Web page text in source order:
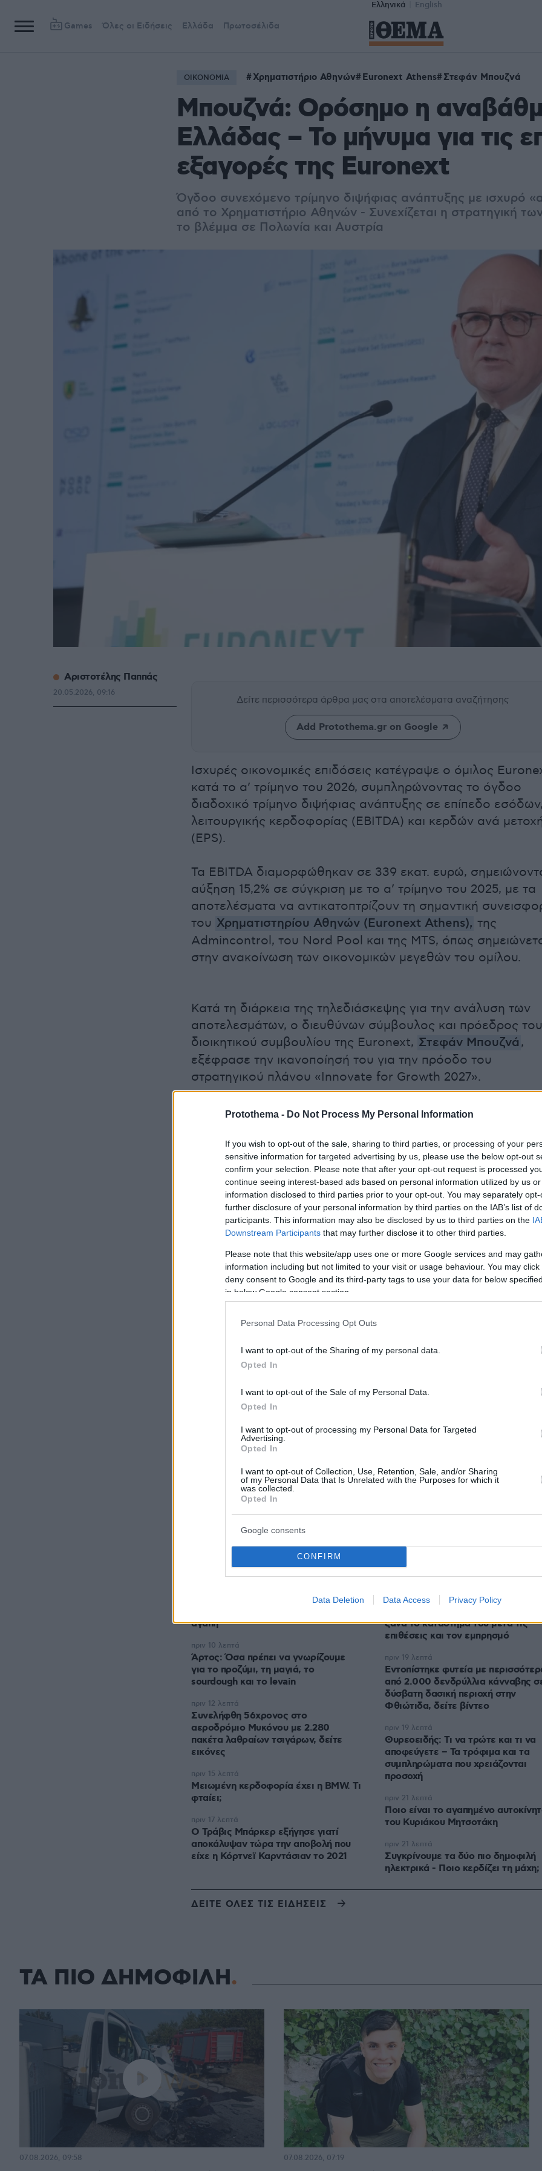
Protothema - Do Not Process My Personal Information
If you wish to opt-out of the sale, sharing to third parties, or processing of your
sensitive information for targeted advertising by us, please use the below opt-out
confirm your selection. Please note that after your opt-out request is processed
continue seeing interest-based ads based on personal information utilized by us
information disclosed to third parties prior to your opt-out. You may separately
further disclosure of your personal information by third parties on the IAB’s list of
participants. This information may also be disclosed by us to third parties on the
Downstream Participants that may further disclose it to other third parties.
Please note that this website/app uses one or more Google services and may
information including but not limited to your visit or usage behaviour. You may
deny consent to Google and its third-party tags to use your data for below
in below Google consent section.
Personal Data Processing Opt Outs
I want to opt-out of the Sharing of my personal data.
Opted In
I want to opt-out of the Sale of my Personal Data.
Opted In
I want to opt-out of processing my Personal Data for Targeted
Advertising.
Opted In
I want to opt-out of Collection, Use, Retention, Sale, and/or Sharing
of my Personal Data that Is Unrelated with the Purposes for which it
was collected.
Opted In
Google consents
CONFIRM
Data Deletion Data Access Privacy Policy
Ελληνικά English
Games Όλες οι Ειδήσεις Ελλάδα Πρωτοσέλιδα
ΟΙΚΟΝΟΜΙΑ Χρηματιστήριο Αθηνών Euronext Athens Στεφάν Μπουζνά
Μπουζνά: Ορόσημο η
Ελλάδας – Το μήνυμα για τις
εξαγορές της Euronext
Όγδοο συνεχόμενο τρίμηνο διψήφιας ανάπτυξης με ισχυρό
από το Χρηματιστήριο Αθηνών - Συνεχίζεται η στρατηγική
το βλέμμα σε Πολωνία και Αυστρία
Δείτε περισσότερα άρθρα μας στα αποτελέσματα αναζήτησης
Add Protothema.gr on Google
Ισχυρές οικονομικές επιδόσεις κατέγραψε ο όμιλος
κατά το α’ τρίμηνο του 2026, συμπληρώνοντας το όγδοο
διαδοχικό τρίμηνο διψήφιας ανάπτυξης σε επίπεδο
λειτουργικής κερδοφορίας (EBITDA) και κερδών ανά
(EPS).
Τα EBITDA διαμορφώθηκαν σε 339 εκατ. ευρώ,
αύξηση 15,2% σε σύγκριση με το α’ τρίμηνο του 2025, με τα
αποτελέσματα να αντικατοπτρίζουν τη σημαντική
του Χρηματιστηρίου Αθηνών (Euronext Athens), της
Admincontrol, του Nord Pool και της MTS, όπως
στην ανακοίνωση των οικονομικών μεγεθών του ομίλου.
Κατά τη διάρκεια της τηλεδιάσκεψης για την ανάλυση των
αποτελεσμάτων, ο διευθύνων σύμβουλος και πρόεδρος του
διοικητικού συμβουλίου της Euronext, Στεφάν Μπουζνά ,
εξέφρασε την ικανοποίησή του για την πρόοδο του
στρατηγικού πλάνου «Innovate for Growth 2027».
Η μετονομασία του Ομίλου Χρηματιστηρίου Αθηνών σε
σταθμό για την ενσωμάτωση της ελληνικής αγοράς στον
πανευρωπαϊκό όμιλο. Παράλληλα, η Euronext εγκαινίασε
στην Αθήνα ένα νέο Κέντρο Τεχνολογίας και Υποστήριξης,
αναδεικνύοντας την ελληνική πρωτεύουσα σε
χρηματοοικονομικό και τεχνολογικό κόμβο στην Ευρώπη.
Διαβάστε περισσότερα στο newmoney.gr
Αριστοτέλης Παππάς
20.05.2026, 09:16
τις ειδήσεις
που συμβαίνουν, στοProtothema.gr
ΡΟΗ ΕΙΔΗΣΕΩΝ ΕιδήσειςΔημοφιλή
Μέχρι το τέλος του καλοκαιριού αυτά
αγάπη
Άρτος: Όσα πρέπει να γνωρίζουμε
για το προζύμι, τη μαγιά, το
sourdough και το levain
πριν 10 λεπτά
Συνελήφθη 56χρονος στο
αεροδρόμιο Μυκόνου με 2.280
πακέτα λαθραίων τσιγάρων, δείτε
εικόνες
πριν 12 λεπτά
Μειωμένη κερδοφορία έχει η BMW. Τι
φταίει;
πριν 15 λεπτά
O Τράβις Μπάρκερ εξήγησε γιατί
αποκάλυψαν τώρα την αποβολή που
είχε η Κόρτνεϊ Καρντάσιαν το 2021
πριν 17 λεπτά
«Δεν θα με κυριεύσει ο φόβος»: Ο
ξανά το κατάστημά του μετά τις
επιθέσεις και τον εμπρησμό
Εντοπίστηκε φυτεία με
από 2.000 δενδρύλλια κάνναβης
δύσβατη δασική περιοχή στην
Φθιώτιδα, δείτε βίντεο
πριν 19 λεπτά
Θυρεοειδής: Τι να τρώτε και τι να
αποφεύγετε – Τα τρόφιμα και τα
συμπληρώματα που χρειάζονται
προσοχή
πριν 19 λεπτά
Ποιο είναι το αγαπημένο
του Κυριάκου Μητσοτάκη
πριν 21 λεπτά
Συγκρίνουμε τα δύο πιο δημοφιλή
ηλεκτρικά - Ποιο κερδίζει τη μάχη;
πριν 21 λεπτά
ΔΕΙΤΕ ΟΛΕΣ ΤΙΣ ΕΙΔΗΣΕΙΣ
ΤΑ ΠΙΟ ΔΗΜΟΦΙΛΗ
07.08.2026, 09:58 07.08.2026, 07:19